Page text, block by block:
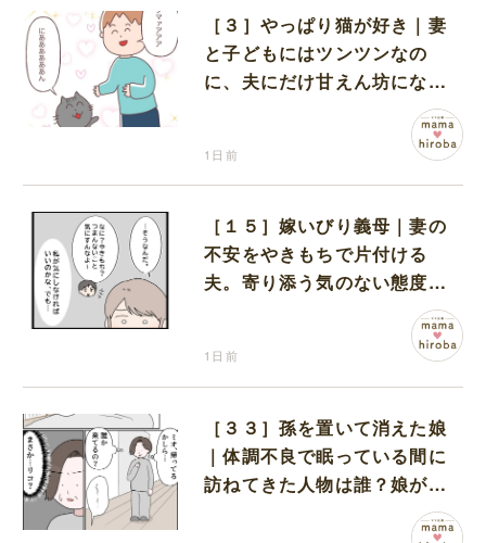
［３］やっぱり猫が好き｜妻
と子どもにはツンツンなの
に、夫にだけ甘えん坊になる
1日前
［１５］嫁いびり義母｜妻の
不安をやきもちで片付ける
夫。寄り添う気のない態度に
1日前
［３３］孫を置いて消えた娘
｜体調不良で眠っている間に
訪ねてきた人物は誰？娘が戻
ってきたのかと不安になる